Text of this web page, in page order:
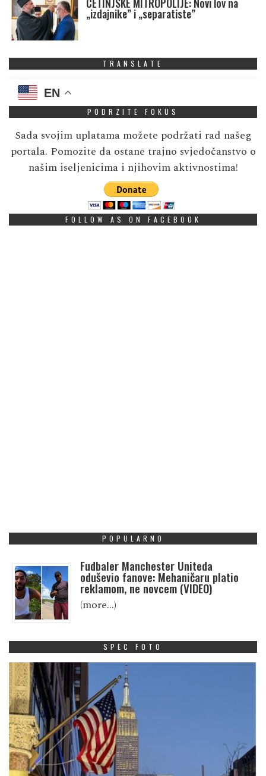
CETINJSKE MITROPOLIJE: Novi lov na
„izdajnike” i „separatiste”
TRANSLATE
EN
PODRZITE FOKUS
Sada svojim uplatama možete podržati rad našeg
portala. Pomozite da ostane trajno svjedočanstvo o
našim iseljenicima i njihovim aktivnostima!
FOLLOW AS ON FACEBOOK
POPULARNO
Fudbaler Manchester Uniteda
oduševio fanove: Mehaničaru platio
reklamom, ne novcem (VIDEO)
(more…)
SPEC FOTO